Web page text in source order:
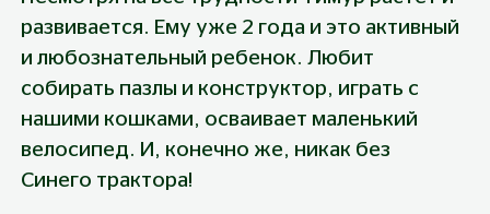
развивается. Ему уже 2 года и это активный
и любознательный ребенок. Любит
собирать пазлы и конструктор, играть с
нашими кошками, осваивает маленький
велосипед. И, конечно же, никак без
Синего трактора!